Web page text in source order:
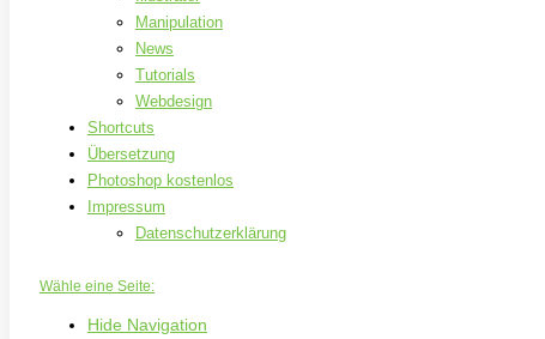
Manipulation
News
Tutorials
Webdesign
Shortcuts
Übersetzung
Photoshop kostenlos
Impressum
Datenschutzerklärung
Wähle eine Seite:
Hide Navigation